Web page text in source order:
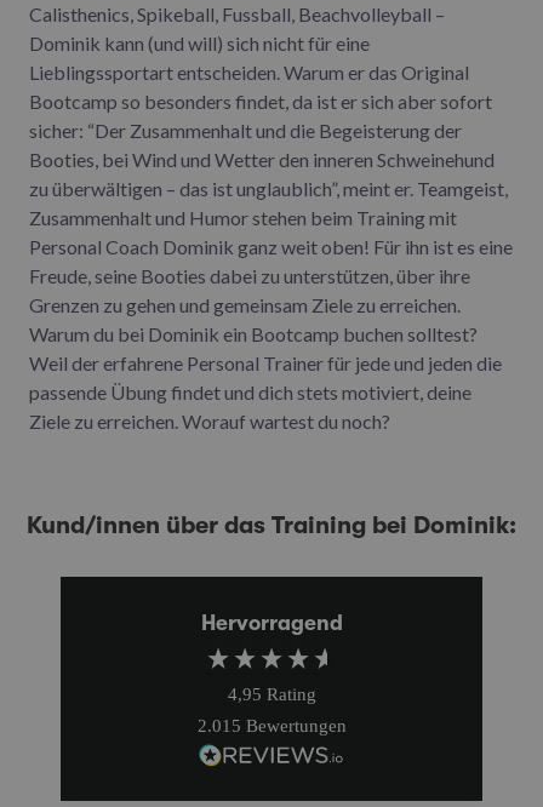
Calisthenics, Spikeball, Fussball, Beachvolleyball –
Dominik kann (und will) sich nicht für eine
Lieblingssportart entscheiden. Warum er das Original
Bootcamp so besonders findet, da ist er sich aber sofort
sicher: “Der Zusammenhalt und die Begeisterung der
Booties, bei Wind und Wetter den inneren Schweinehund
zu überwältigen – das ist unglaublich”, meint er. Teamgeist,
Zusammenhalt und Humor stehen beim Training mit
Personal Coach Dominik ganz weit oben! Für ihn ist es eine
Freude, seine Booties dabei zu unterstützen, über ihre
Grenzen zu gehen und gemeinsam Ziele zu erreichen.
Warum du bei Dominik ein Bootcamp buchen solltest?
Weil der erfahrene Personal Trainer für jede und jeden die
passende Übung findet und dich stets motiviert, deine
Ziele zu erreichen. Worauf wartest du noch?
Kund/innen über das Training bei Dominik:
Hervorragend
4,95 Rating
2.015 Bewertungen